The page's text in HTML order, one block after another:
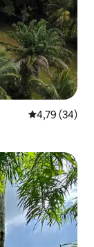
Gemiddelde
4,79 (34)